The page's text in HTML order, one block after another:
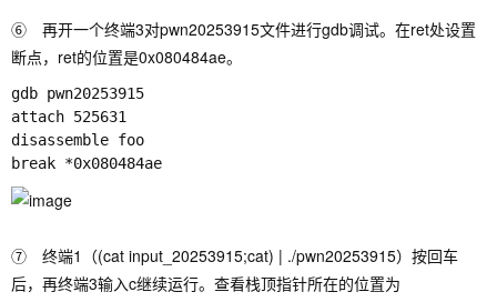
⑥ 再开一个终端3对pwn20253915文件进行gdb调试。在ret处设置
断点，ret的位置是0x080484ae。
gdb pwn20253915
attach 525631
disassemble foo
⑦ 终端1（(cat input_20253915;cat) | ./pwn20253915）按回车
后，再终端3输入c继续运行。查看栈顶指针所在的位置为